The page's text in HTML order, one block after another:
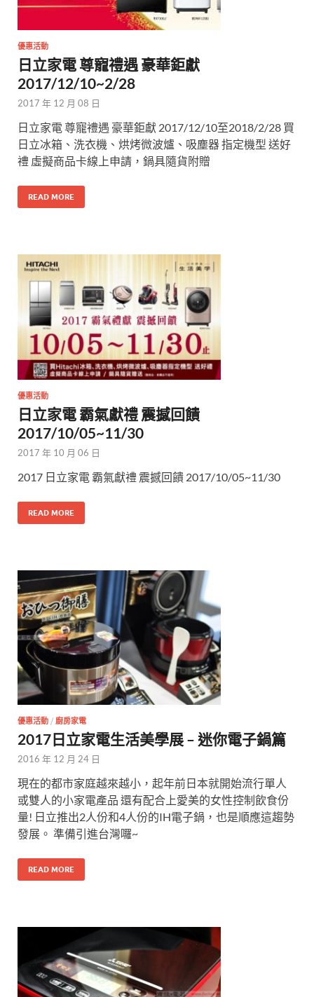
優惠活動
日立家電 尊寵禮遇 豪華鉅獻
2017/12/10~2/28
2017 年 12 月 08 日
日立家電 尊寵禮遇 豪華鉅獻 2017/12/10至2018/2/28 買
日立冰箱、洗衣機、烘烤微波爐、吸塵器 指定機型 送好
禮 虛擬商品卡線上申請，鍋具隨貨附贈
READ MORE
優惠活動
日立家電 霸氣獻禮 震撼回饋
2017/10/05~11/30
2017 年 10 月 06 日
2017 日立家電 霸氣獻禮 震撼回饋 2017/10/05~11/30
READ MORE
優惠活動 / 廚房家電
2017日立家電生活美學展 – 迷你電子鍋篇
2016 年 12 月 24 日
現在的都市家庭越來越小，起年前日本就開始流行單人
或雙人的小家電產品 還有配合上愛美的女性控制飲食份
量! 日立推出2人份和4人份的IH電子鍋，也是順應這趨勢
發展。 準備引進台灣囉~
READ MORE